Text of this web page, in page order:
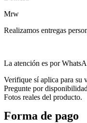
Mrw
Realizamos entregas
La atención es por
Verifique sí aplica para su
Pregunte por
Fotos reales del producto.
Forma de pago